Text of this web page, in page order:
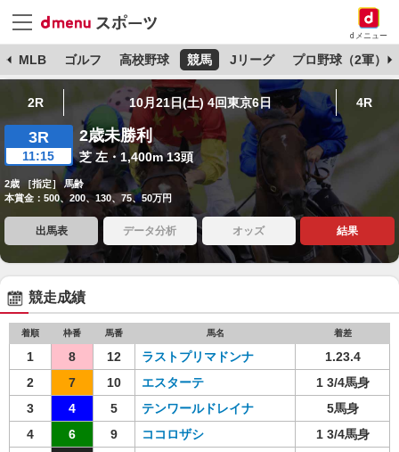
dメニュー
MLB ゴルフ 高校野球 競馬 Jリーグ プロ野球（2軍）
2R 10月21日(土) 4回東京6日 4R
3R
11:15
2歳未勝利
芝 左・1,400m 13頭
2歳 ［指定］ 馬齢
本賞金：500、200、130、75、50万円
出馬表 データ分析 オッズ 結果
競走成績
着順 枠番 馬番 馬名 着差
1 8 12 ラストプリマドンナ
1.23.4
2
7 10 エスターテ
1 3/4馬身
3
4 5 テンワールドレイナ
5馬身
4
6 9 ココロザシ
1 3/4馬身